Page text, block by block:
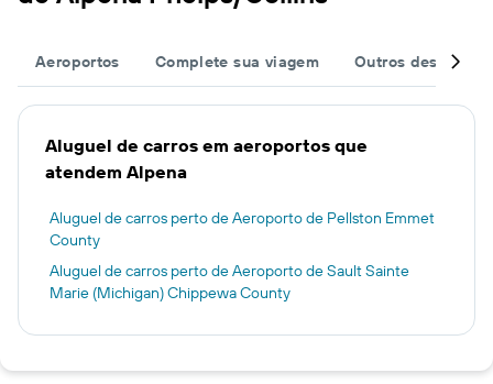
Aeroportos Complete sua viagem Outros destinos
Aluguel de carros em aeroportos que
atendem Alpena
Aluguel de carros perto de Aeroporto de Pellston Emmet
County
Aluguel de carros perto de Aeroporto de Sault Sainte
Marie (Michigan) Chippewa County